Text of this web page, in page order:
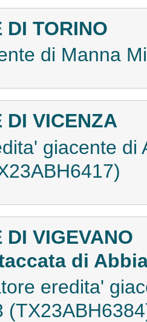
TORINO
di Manna
VICENZA
giacente di
VIGEVANO
di
eredita'